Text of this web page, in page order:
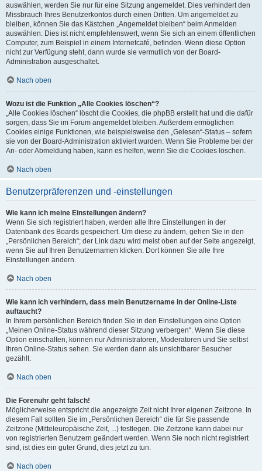
auswählen, werden Sie nur für eine Sitzung angemeldet. Dies verhindert den
Missbrauch Ihres Benutzerkontos durch einen Dritten. Um angemeldet zu
bleiben, können Sie das Kästchen „Angemeldet bleiben“ beim Anmelden
auswählen. Dies ist nicht empfehlenswert, wenn Sie sich an einem öffentlichen
Computer, zum Beispiel in einem Internetcafé, befinden. Wenn diese Option
nicht zur Verfügung steht, dann wurde sie vermutlich von der Board-
Administration ausgeschaltet.
Nach oben
Wozu ist die Funktion „Alle Cookies löschen“?
„Alle Cookies löschen“ löscht die Cookies, die phpBB erstellt hat und die dafür
sorgen, dass Sie im Forum angemeldet bleiben. Außerdem ermöglichen
Cookies einige Funktionen, wie beispielsweise den „Gelesen“-Status – sofern
sie von der Board-Administration aktiviert wurden. Wenn Sie Probleme bei der
An- oder Abmeldung haben, kann es helfen, wenn Sie die Cookies löschen.
Nach oben
Benutzerpräferenzen und -einstellungen
Wie kann ich meine Einstellungen ändern?
Wenn Sie sich registriert haben, werden alle Ihre Einstellungen in der
Datenbank des Boards gespeichert. Um diese zu ändern, gehen Sie in den
„Persönlichen Bereich“; der Link dazu wird meist oben auf der Seite angezeigt,
wenn Sie auf Ihren Benutzernamen klicken. Dort können Sie alle Ihre
Einstellungen ändern.
Nach oben
Wie kann ich verhindern, dass mein Benutzername in der Online-Liste
auftaucht?
In Ihrem persönlichen Bereich finden Sie in den Einstellungen eine Option
„Meinen Online-Status während dieser Sitzung verbergen“. Wenn Sie diese
Option einschalten, können nur Administratoren, Moderatoren und Sie selbst
Ihren Online-Status sehen. Sie werden dann als unsichtbarer Besucher
gezählt.
Nach oben
Die Forenuhr geht falsch!
Möglicherweise entspricht die angezeigte Zeit nicht Ihrer eigenen Zeitzone. In
diesem Fall sollten Sie im „Persönlichen Bereich“ die für Sie passende
Zeitzone (Mitteleuropäische Zeit, ...) festlegen. Die Zeitzone kann dabei nur
von registrierten Benutzern geändert werden. Wenn Sie noch nicht registriert
sind, ist dies ein guter Grund, dies jetzt zu tun.
Nach oben